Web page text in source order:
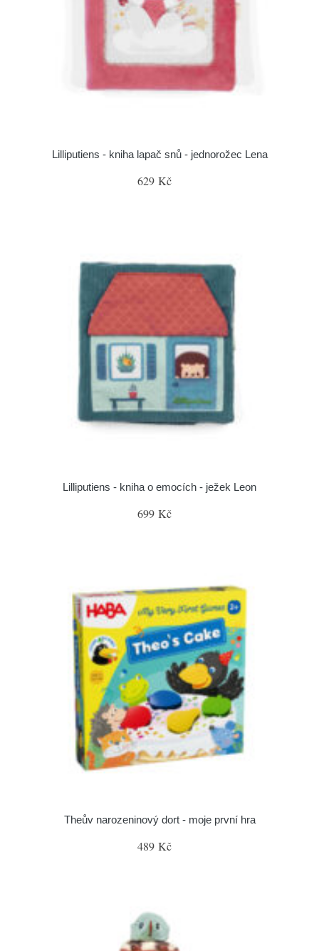
Lilliputiens - kniha lapač snů - jednorožec Lena
629 Kč
Lilliputiens - kniha o emocích - ježek Leon
699 Kč
Theův narozeninový dort - moje první hra
489 Kč